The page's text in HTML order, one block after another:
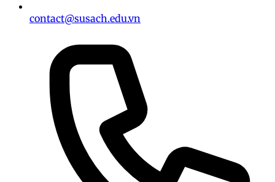
contact@susach.edu.vn